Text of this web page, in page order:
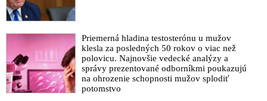
chrapúň šéfujúci slovenskej polícii!“
NAKA zadržala hľadaného Petra Petrova alias Tigra a odmieta
ho vydať sudcovi, ktorý v kauze manipulovania trestných
konaní na neho vydal zatykač
VIDEO: Vladimír Mečiar o súčasnej totalite na Slovensku,
ktorú spoluvytvárajú štátne inštitúcie a zastrašujú ľudí
vynucovaním poslušnosti
Priemerná hladina testosterónu u mužov
klesla za posledných 50 rokov o viac než
polovicu. Najnovšie vedecké analýzy a
správy prezentované odborníkmi poukazujú
na ohrozenie schopnosti mužov splodiť
potomstvo